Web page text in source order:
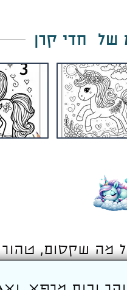
של חדי קרן
מה שקסום, טהור